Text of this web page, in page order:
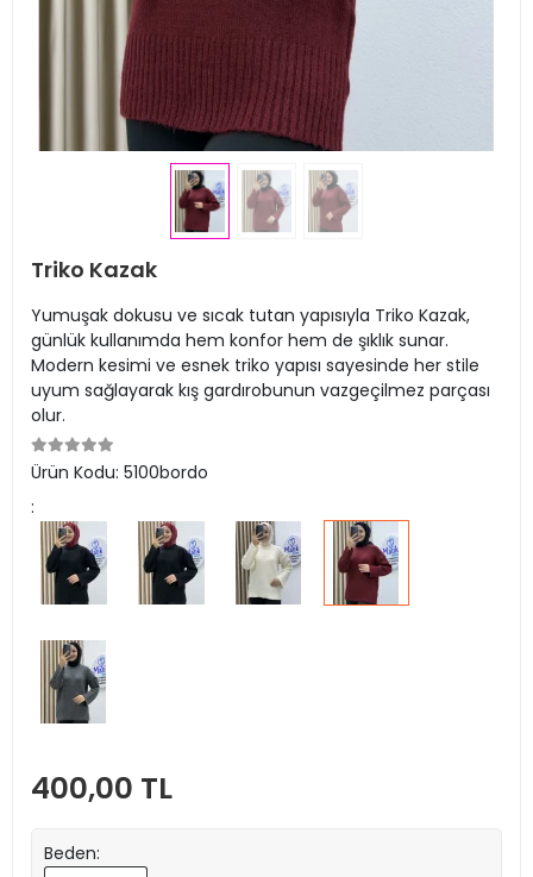
Triko Kazak
Yumuşak dokusu ve sıcak tutan yapısıyla Triko Kazak,
günlük kullanımda hem konfor hem de şıklık sunar.
Modern kesimi ve esnek triko yapısı sayesinde her stile
uyum sağlayarak kış gardırobunun vazgeçilmez parçası
olur.
Ürün Kodu: 5100bordo
:
400,00 TL
Beden: